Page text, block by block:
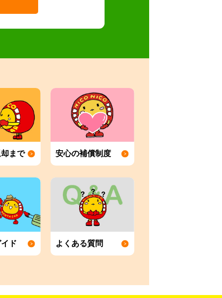
まで 安心の補償制度
ド よくある質問